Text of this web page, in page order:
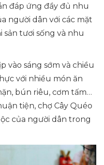
đáp ứng đầy đủ nhu
người dân với các mặt
sản tươi sống và nhu
vào sáng sớm và chiều
với nhiều món ăn
bún riêu, cơm tấm…
tiện, chợ Cây Quéo
của người dân trong